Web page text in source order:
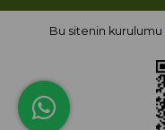
Bu sitenin kurulumu